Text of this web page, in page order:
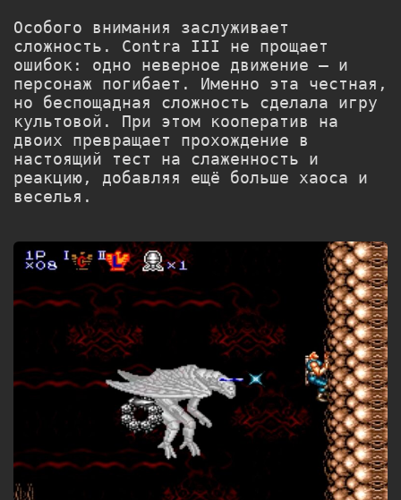
Особого внимания заслуживает
сложность. Contra III не прощает
ошибок: одно неверное движение — и
персонаж погибает. Именно эта честная,
но беспощадная сложность сделала игру
культовой. При этом кооператив на
двоих превращает прохождение в
настоящий тест на слаженность и
реакцию, добавляя ещё больше хаоса и
веселья.